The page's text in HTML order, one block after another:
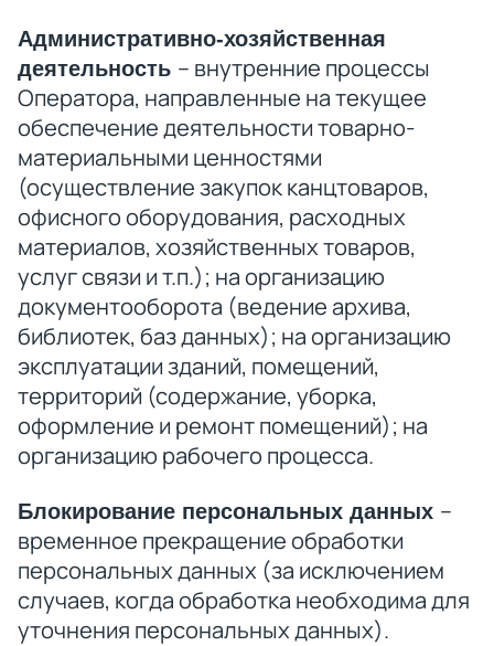
Административно-хозяйственная
деятельность – внутренние процессы
Оператора, направленные на текущее
обеспечение деятельности товарно-
материальными ценностями
(осуществление закупок канцтоваров,
офисного оборудования, расходных
материалов, хозяйственных товаров,
услуг связи и т.п.); на организацию
документооборота (ведение архива,
библиотек, баз данных); на организацию
эксплуатации зданий, помещений,
территорий (содержание, уборка,
оформление и ремонт помещений); на
организацию рабочего процесса.
Блокирование персональных данных –
временное прекращение обработки
персональных данных (за исключением
случаев, когда обработка необходима для
уточнения персональных данных).